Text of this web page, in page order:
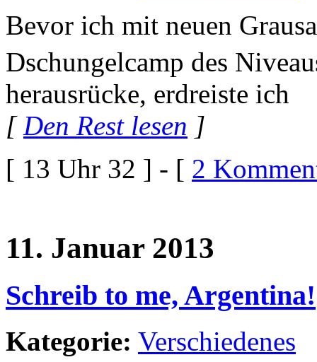
Bevor ich mit neuen
Dschungelcamp des
herausrücke, erdreiste ich
[Den Rest lesen ]
[ 13 Uhr 32 ] - [ 2
11. Januar 2013
Schreib to me, Argentina!
Kategorie: Verschiedenes